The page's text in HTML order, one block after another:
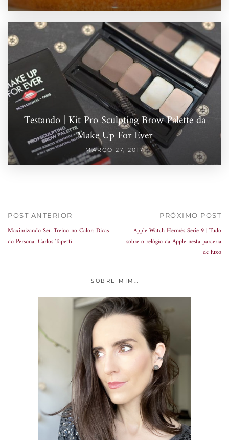
Testando | Kit Pro Sculpting Brow Palette da
Make Up For Ever
MARÇO 27, 2017
POST ANTERIOR
Maximizando Seu Treino no Calor: Dicas
do Personal Carlos Tapetti
PRÓXIMO POST
Apple Watch Hermès Serie 9 | Tudo
sobre o relógio da Apple nesta parceria
de luxo
SOBRE MIM…